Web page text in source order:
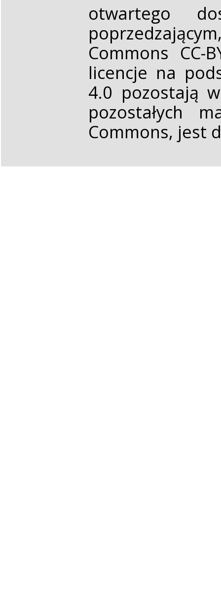
otwartego
Commons CC-
licencje na
4.0 pozostają
pozostałych
Commons, jest